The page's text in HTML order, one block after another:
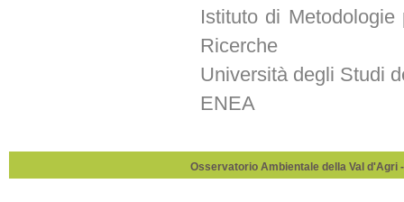
Istituto di
Ricerche
Università degli Studi
ENEA
Osservatorio Ambientale della Val d'Agri